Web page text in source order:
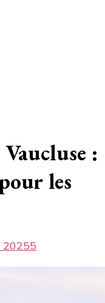
:
les
20255